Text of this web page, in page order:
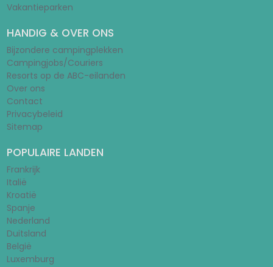
Vakantieparken
HANDIG & OVER ONS
Bijzondere campingplekken
Campingjobs/Couriers
Resorts op de ABC-eilanden
Over ons
Contact
Privacybeleid
Sitemap
POPULAIRE LANDEN
Frankrijk
Italië
Kroatië
Spanje
Nederland
Duitsland
België
Luxemburg